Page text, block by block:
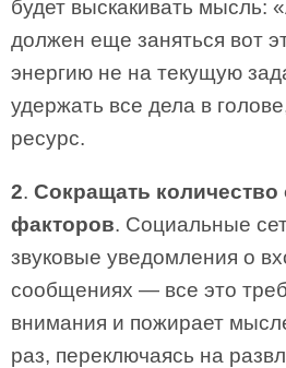
будет выскакивать мысль:
должен еще заняться вот
энергию не на текущую
удержать все дела в
ресурс.
2. Сокращать
факторов. Социальные
звуковые уведомления о
сообщениях — все это
внимания и пожирает
раз, переключаясь на